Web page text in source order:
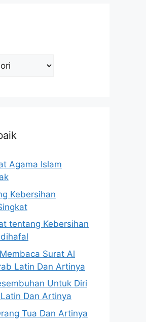
Agama Islam
Kebersihan
tentang Kebersihan
Surat Al
Latin Dan Artinya
Untuk Diri
Dan Artinya
Tua Dan Artinya